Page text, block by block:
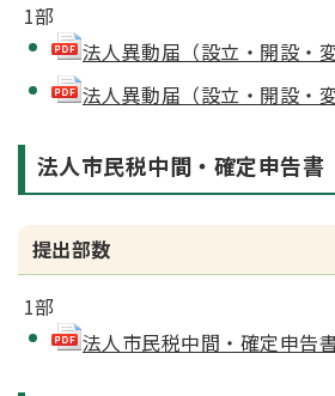
1部
法人異動届（設立・開設・
法人異動届（設立・開設・
法人市民税中間・確定申告書
提出部数
1部
法人市民税中間・確定申告